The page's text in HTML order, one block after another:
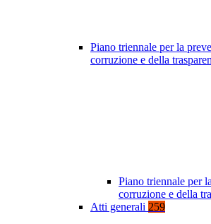
Piano triennale per la
corruzione e della
Piano triennale per
corruzione e della
Atti generali 259